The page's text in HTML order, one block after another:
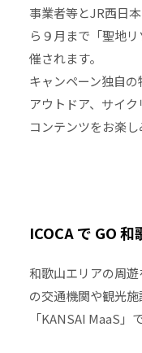
事業者等とJR西日
ら９月まで「聖地
催されます。
キャンペーン独自の
アウトドア、サイ
コンテンツをお楽し
ICOCA で GO
和歌山エリアの周
の交通機関や観光
「KANSAI MaaS」